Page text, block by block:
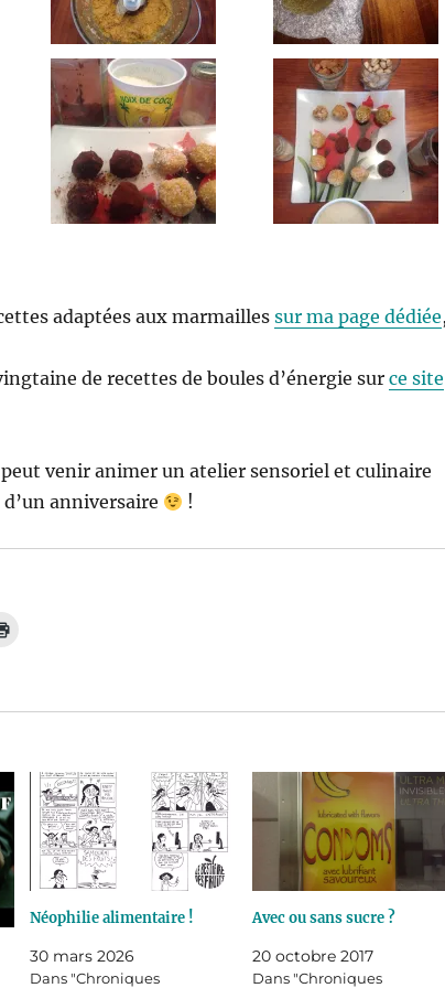
adaptées aux marmaillessur ma page dédiée
de recettes de boules d’énergie surce site
venir animer un atelier sensoriel et culinaire
d’un anniversaire
!
Néophilie alimentaire !
30 mars 2026
Dans "Chroniques
Avec ou sans sucre ?
20 octobre 2017
Dans "Chroniques